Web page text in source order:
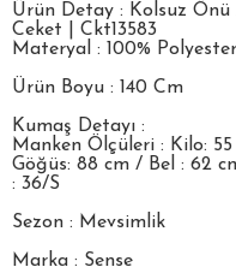
Ürün Detay : Kolsuz Önü
Ceket | Ckt13583
Materyal : 100% Polyester
Ürün Boyu : 140 Cm
Kumaş Detayı :
Manken Ölçüleri : Kilo: 55
Göğüs: 88 cm / Bel : 62
: 36/S
Sezon : Mevsimlik
Marka : Sense